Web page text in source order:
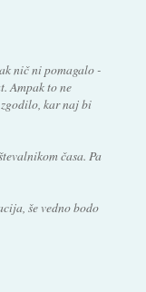
nič ni pomagalo -
Ampak to ne
kar naj bi
časa. Pa
še vedno bodo